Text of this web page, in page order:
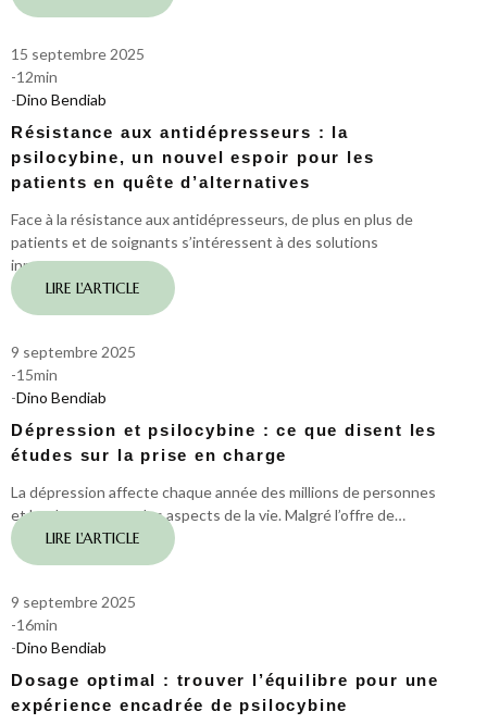
15 septembre 2025
-12min
-Dino Bendiab
Résistance aux antidépresseurs : la
psilocybine, un nouvel espoir pour les
patients en quête d’alternatives
Face à la résistance aux antidépresseurs, de plus en plus de
patients et de soignants s’intéressent à des solutions
innovantes…
LIRE L'ARTICLE
9 septembre 2025
-15min
-Dino Bendiab
Dépression et psilocybine : ce que disent les
études sur la prise en charge
La dépression affecte chaque année des millions de personnes
et bouleverse tous les aspects de la vie. Malgré l’offre de…
LIRE L'ARTICLE
9 septembre 2025
-16min
-Dino Bendiab
Dosage optimal : trouver l’équilibre pour une
expérience encadrée de psilocybine